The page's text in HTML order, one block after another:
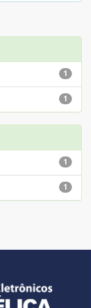
1
1
1
1